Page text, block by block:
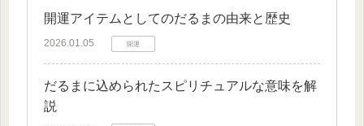
開運アイテムとしてのだるまの由来と歴史
2026.01.05 開運
だるまに込められたスピリチュアルな意味を解
説